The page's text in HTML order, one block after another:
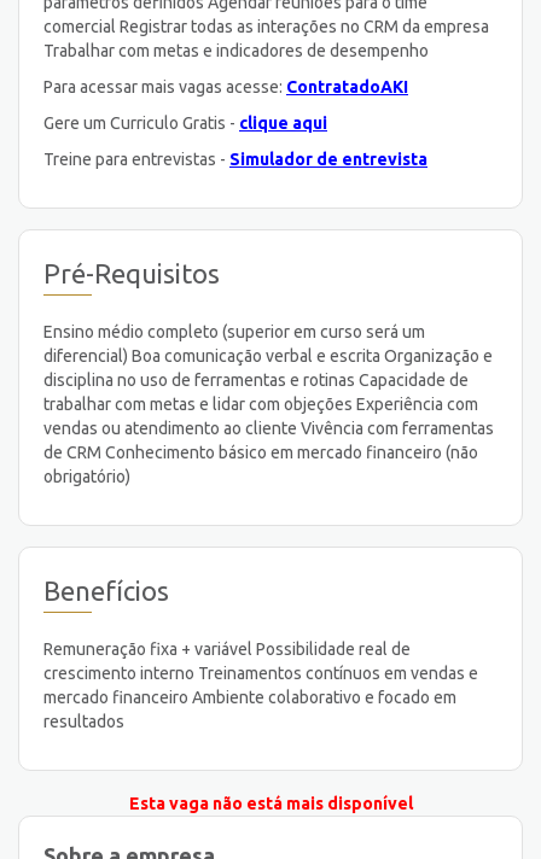
comercial Registrar todas as interações no CRM da empresa
Trabalhar com metas e indicadores de desempenho
Para acessar mais vagas acesse: ContratadoAKI
Gere um Curriculo Gratis - clique aqui
Treine para entrevistas - Simulador de entrevista
Pré-Requisitos
Ensino médio completo (superior em curso será um
diferencial) Boa comunicação verbal e escrita Organização e
disciplina no uso de ferramentas e rotinas Capacidade de
trabalhar com metas e lidar com objeções Experiência com
vendas ou atendimento ao cliente Vivência com ferramentas
de CRM Conhecimento básico em mercado financeiro (não
obrigatório)
Benefícios
Remuneração fixa + variável Possibilidade real de
crescimento interno Treinamentos contínuos em vendas e
mercado financeiro Ambiente colaborativo e focado em
resultados
Esta vaga não está mais disponível